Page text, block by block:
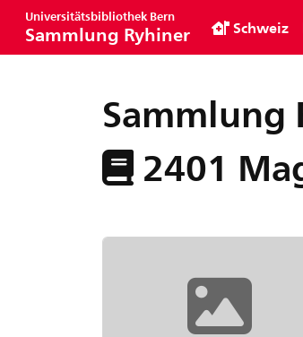
Universitätsbibliothek Bern
Sammlung Ryhiner Schweiz
Sammlung
2401